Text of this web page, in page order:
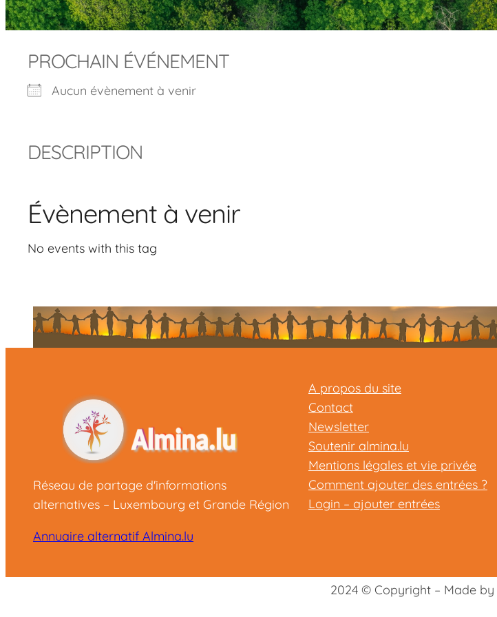
PROCHAIN ÉVÉNEMENT
Aucun évènement à venir
DESCRIPTION
Évènement à venir
No events with this tag
Réseau de partage d'informations
alternatives – Luxembourg et Grande Région
Annuaire alternatif Almina.lu
A propos du site
Contact
Newsletter
Soutenir almina.lu
Mentions légales et vie privée
Comment ajouter des entrées ?
Login – ajouter entrées
2024 © Copyright – Made by